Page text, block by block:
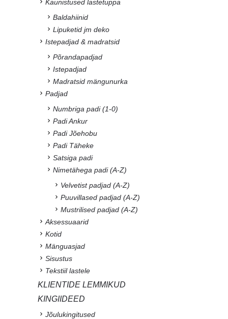
Kaunistused lastetuppa
Baldahiinid
Lipuketid jm deko
Istepadjad & madratsid
Põrandapadjad
Istepadjad
Madratsid mängunurka
Padjad
Numbriga padi (1-0)
Padi Ankur
Padi Jõehobu
Padi Täheke
Satsiga padi
Nimetähega padi (A-Z)
Velvetist padjad (A-Z)
Puuvillased padjad (A-Z)
Mustrilised padjad (A-Z)
Aksessuaarid
Kotid
Mänguasjad
Sisustus
Tekstiil lastele
KLIENTIDE LEMMIKUD
KINGIIDEED
Jõulukingitused